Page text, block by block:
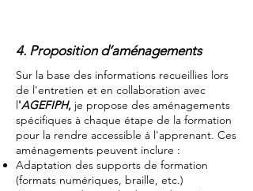
4. Proposition d’aménagements
Sur la base des informations recueillies lors
de l'entretien et en collaboration avec
l'AGEFIPH, je propose des aménagements
spécifiques à chaque étape de la formation
pour la rendre accessible à l'apprenant. Ces
aménagements peuvent inclure :
Adaptation des supports de formation
(formats numériques, braille, etc.)